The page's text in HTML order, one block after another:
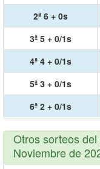
2ª 6 + 0s
3ª 5 + 0/1s
4ª 4 + 0/1s
5ª 3 + 0/1s
6ª 2 + 0/1s
Otros sorteos
Noviembre de